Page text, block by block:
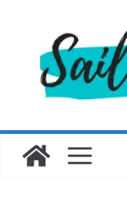
contenu